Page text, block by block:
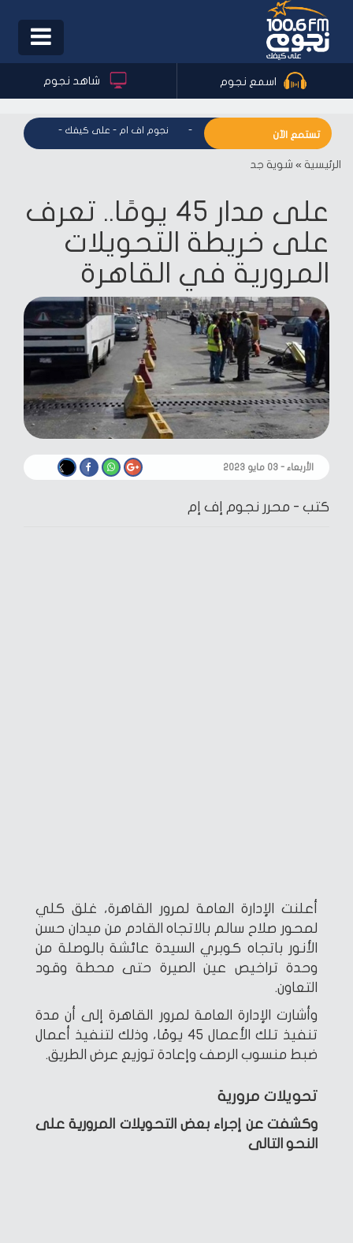
Toggle
اسمع نجوم شاهد نجوم
تستمع الآن
نجوم اف ام - على كيفك - نجوم اف ام - على كيفك نجوم اف
الرئيسية » شوية جد
على مدار 45 يومًا.. تعرف
على خريطة التحويلات
المرورية في القاهرة
الأربعاء - ٠٣ مايو ٢٠٢٣
كتب - محرر نجوم إف إم
أعلنت الإدارة العامة لمرور القاهرة، غلق كلي
لمحور صلاح سالم بالاتجاه القادم من ميدان حسن
الأنور باتجاه كوبري السيدة عائشة بالوصلة من
وحدة تراخيص عين الصيرة حتى محطة وقود
التعاون.
وأشارت الإدارة العامة لمرور القاهرة إلى أن مدة
تنفيذ تلك الأعمال 45 يومًا، وذلك لتنفيذ أعمال
ضبط منسوب الرصف وإعادة توزيع عرض الطريق.
تحويلات مرورية
وكشفت عن إجراء بعض التحويلات المرورية على
النحو التالى